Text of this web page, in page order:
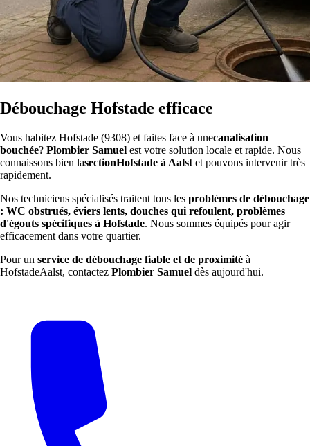
Débouchage Hofstade efficace
Vous habitez Hofstade (9308) et faites face à unecanalisation
bouchée? Plombier Samuel est votre solution locale et rapide. Nous
connaissons bien lasectionHofstade à Aalst et pouvons intervenir très
rapidement.
Nos techniciens spécialisés traitent tous les problèmes de débouchage
: WC obstrués, éviers lents, douches qui refoulent, problèmes
d'égouts spécifiques à Hofstade. Nous sommes équipés pour agir
efficacement dans votre quartier.
Pour un service de débouchage fiable et de proximité à
HofstadeAalst, contactez Plombier Samuel dès aujourd'hui.